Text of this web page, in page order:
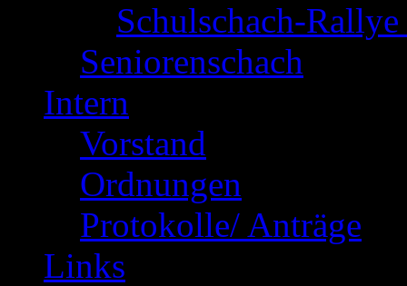
Schulschach-
Seniorenschach
Intern
Vorstand
Ordnungen
Protokolle/ Anträge
Links